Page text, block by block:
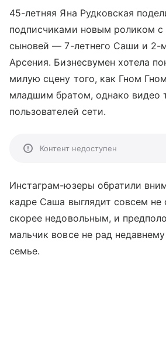
45-летняя Яна Рудковская
подписчиками новым роликом с
сыновей — 7-летнего Саши и 2-
Арсения. Бизнесвумен хотела
милую сцену того, как Гном
младшим братом, однако видео
пользователей сети.
Контент недоступен
Инстаграм-юзеры обратили
кадре Саша выглядит совсем не
скорее недовольным, и
мальчик вовсе не рад
семье.